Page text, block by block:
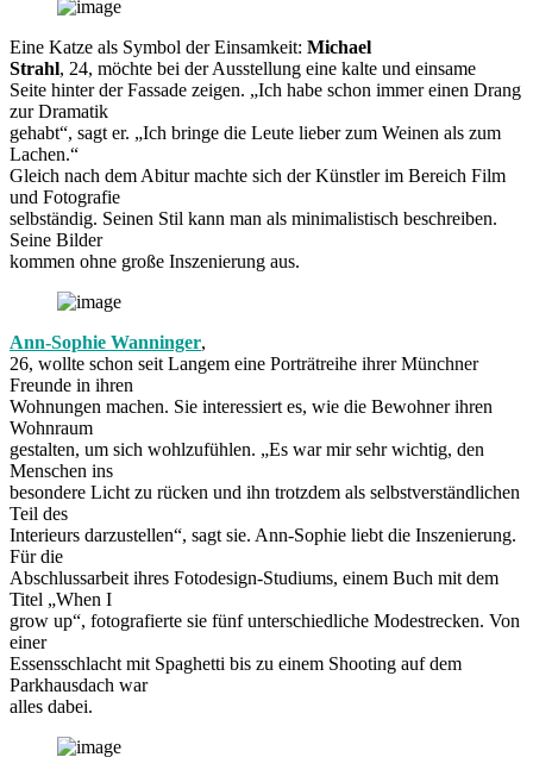
Eine Katze als Symbol der Einsamkeit: Michael
Strahl, 24, möchte bei der Ausstellung eine kalte und einsame
Seite hinter der Fassade zeigen. „Ich habe schon immer einen Drang
zur Dramatik
gehabt“, sagt er. „Ich bringe die Leute lieber zum Weinen als zum
Lachen.“
Gleich nach dem Abitur machte sich der Künstler im Bereich Film
und Fotografie
selbständig. Seinen Stil kann man als minimalistisch beschreiben.
Seine Bilder
kommen ohne große Inszenierung aus.
Ann-Sophie Wanninger,
26, wollte schon seit Langem eine Porträtreihe ihrer Münchner
Freunde in ihren
Wohnungen machen. Sie interessiert es, wie die Bewohner ihren
Wohnraum
gestalten, um sich wohlzufühlen. „Es war mir sehr wichtig, den
Menschen ins
besondere Licht zu rücken und ihn trotzdem als selbstverständlichen
Teil des
Interieurs darzustellen“, sagt sie. Ann-Sophie liebt die Inszenierung.
Für die
Abschlussarbeit ihres Fotodesign-Studiums, einem Buch mit dem
Titel „When I
grow up“, fotografierte sie fünf unterschiedliche Modestrecken. Von
einer
Essensschlacht mit Spaghetti bis zu einem Shooting auf dem
Parkhausdach war
alles dabei.